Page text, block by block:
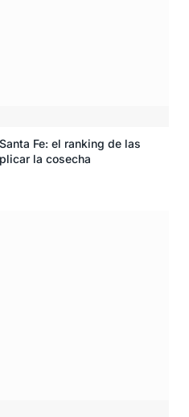
Fe: el ranking de las
la cosecha